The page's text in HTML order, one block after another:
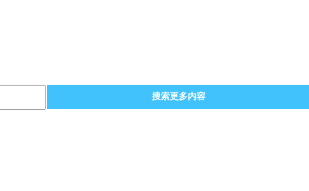
搜索更多内容